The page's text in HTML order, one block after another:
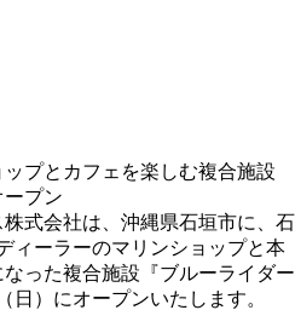
式会社は、沖縄県石垣市に、石
ィーラーのマリンショップと本
った複合施設『ブルーライダー
日）にオープンいたします。